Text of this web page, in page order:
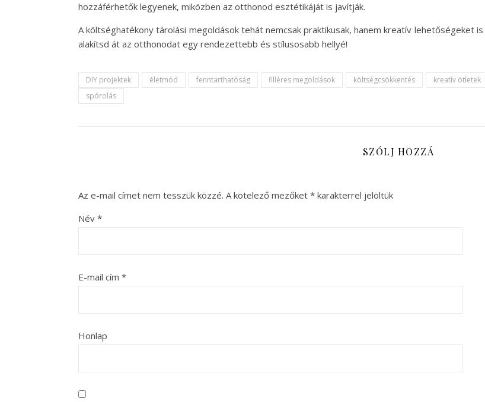
hozzáférhetők legyenek, miközben az otthonod esztétikáját is javítják.
A költséghatékony tárolási megoldások tehát nemcsak praktikusak, hanem kreatív lehetőségeket
alakítsd át az otthonodat egy rendezettebb és stílusosabb hellyé!
DIY projektek életmód fenntarthatóság filléres megoldások költségcsökkentés kreatív ötletek
spórolás
SZÓLJ HOZZÁ
Az e-mail címet nem tesszük közzé. A kötelező mezőket * karakterrel jelöltük
Név *
E-mail cím *
Honlap